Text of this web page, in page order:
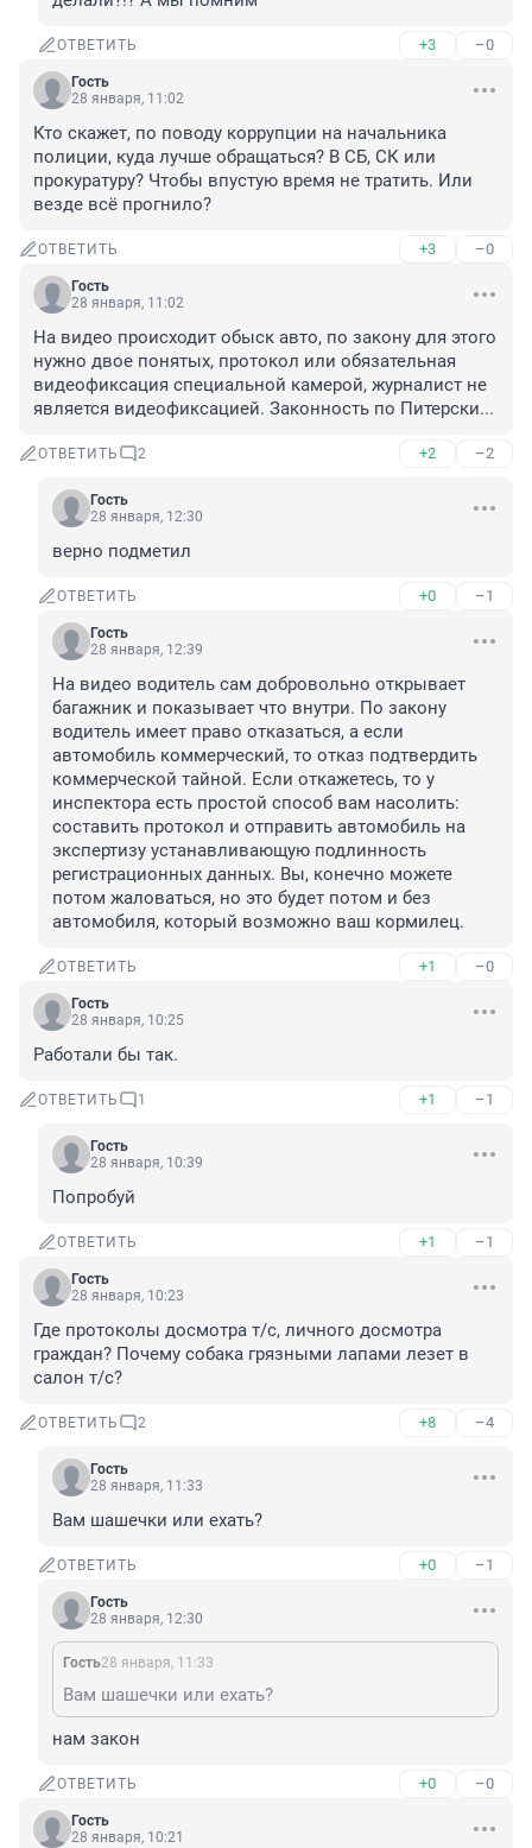
ОТВЕТИТЬ +3 –0
Гость
28 января, 11:02
Кто скажет, по поводу коррупции на начальника
полиции, куда лучше обращаться? В СБ, СК или
прокуратуру? Чтобы впустую время не тратить. Или
везде всё прогнило?
ОТВЕТИТЬ +3 –0
Гость
28 января, 11:02
На видео происходит обыск авто, по закону для этого
нужно двое понятых, протокол или обязательная
видеофиксация специальной камерой, журналист не
является видеофиксацией. Законность по Питерски...
ОТВЕТИТЬ 2 +2 –2
Гость
28 января, 12:30
верно подметил
ОТВЕТИТЬ +0 –1
Гость
28 января, 12:39
На видео водитель сам добровольно открывает
багажник и показывает что внутри. По закону
водитель имеет право отказаться, а если
автомобиль коммерческий, то отказ подтвердить
коммерческой тайной. Если откажетесь, то у
инспектора есть простой способ вам насолить:
составить протокол и отправить автомобиль на
экспертизу устанавливающую подлинность
регистрационных данных. Вы, конечно можете
потом жаловаться, но это будет потом и без
автомобиля, который возможно ваш кормилец.
ОТВЕТИТЬ +1 –0
Гость
28 января, 10:25
Работали бы так.
ОТВЕТИТЬ 1 +1 –1
Гость
28 января, 10:39
Попробуй
ОТВЕТИТЬ +1 –1
Гость
28 января, 10:23
Где протоколы досмотра т/с, личного досмотра
граждан? Почему собака грязными лапами лезет в
салон т/с?
ОТВЕТИТЬ 2 +8 –4
Гость
28 января, 11:33
Вам шашечки или ехать?
ОТВЕТИТЬ +0 –1
Гость
28 января, 12:30
Гость28 января, 11:33
Вам шашечки или ехать?
нам закон
ОТВЕТИТЬ +0 –0
Гость
28 января, 10:21